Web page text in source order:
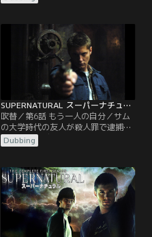
旅客機が墜落する事件が発生する。
に、ファントム・トラベラーを清め
ようとする二人。しかし、この除霊
を行うためには、他の便の機上で行
うしかないことが明らかになる。
SUPERNATURAL スーパーナチュラル シーズン1 第06話／吹替
吹替／第6話 もう一人の自分／サム
の大学時代の友人が殺人罪で逮捕さ
れ、サムとディーンが捜査に乗り出
す。やがて今回の事件が、あらゆる
物、シェイプ・シフターの仕業であ
ることを突き止める二人だったが、
シェイプ・シフターはなんとディー
ンの姿に化け、殺人を続けようとす
るのだった。
Dubbing